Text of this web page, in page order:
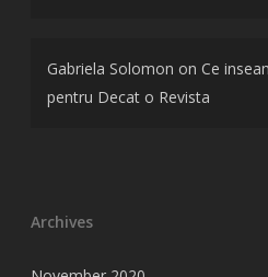
Gabriela Solomon on Ce
pentru Decat o Revista
Archives